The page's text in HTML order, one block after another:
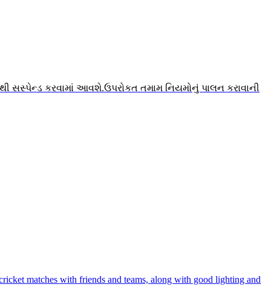
કરવામાં આવશે.ઉપરોકત તમામ નિયમોનું પાલન કરાવાની
matches with friends and teams, along with good lighting and